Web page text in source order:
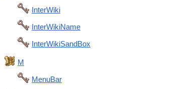
InterWiki
InterWikiName
InterWikiSandBox
M
MenuBar